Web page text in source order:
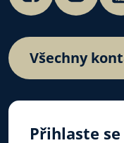
Všechny
Přihlaste